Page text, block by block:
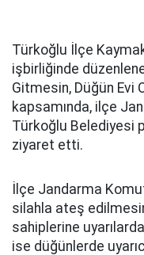
Türkoğlu İlçe
işbirliğinde
Gitmesin, Düğün Evi
kapsamında, ilçe
Türkoğlu Belediyesi
ziyaret etti.
İlçe Jandarma
silahla ateş
sahiplerine
ise düğünlerde